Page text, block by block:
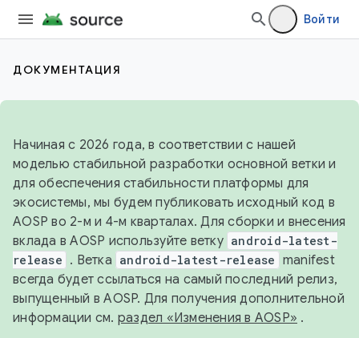
Войти
ДОКУМЕНТАЦИЯ
Начиная с 2026 года, в соответствии с нашей
моделью стабильной разработки основной ветки и
для обеспечения стабильности платформы для
экосистемы, мы будем публиковать исходный код в
AOSP во 2-м и 4-м кварталах. Для сборки и внесения
вклада в AOSP используйте ветку android-latest-
release . Ветка android-latest-release manifest
всегда будет ссылаться на самый последний релиз,
выпущенный в AOSP. Для получения дополнительной
информации см. раздел «Изменения в AOSP» .